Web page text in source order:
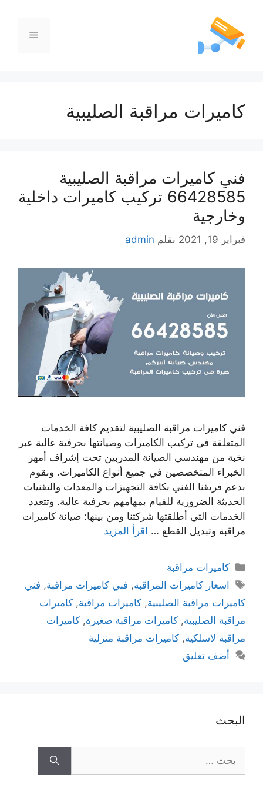
كاميرات مراقبة الصليبية
فني كاميرات مراقبة الصليبية
66428585 تركيب كاميرات داخلية
وخارجية
فبراير 19, 2021 بقلم admin
فني كاميرات مراقبة الصليبية لتقديم كافة الخدمات
المتعلقة في تركيب الكاميرات وصيانتها بحرفية عالية عبر
نخبة من مهندسي الصيانة المدربين تحت إشراف أمهر
الخبراء المتخصصين في جميع أنواع الكاميرات. ونقوم
بدعم فريقنا الفني بكافة التجهيزات والمعدات والتقنيات
الحديثة الضرورية للقيام بمهامهم بحرفية عالية. وتتعدد
الخدمات التي أطلقتها شركتنا ومن بينها: صيانة كاميرات
مراقبة وتبديل القطع … اقرأ المزيد
كاميرات مراقبة
اسعار كاميرات المراقبة, فني كاميرات مراقبة, فني
كاميرات مراقبة الصليبية, كاميرات مراقبة, كاميرات
مراقبة الصليبية, كاميرات مراقبة صغيرة, كاميرات
مراقبة لاسلكية, كاميرات مراقبة منزلية
أضف تعليق
البحث